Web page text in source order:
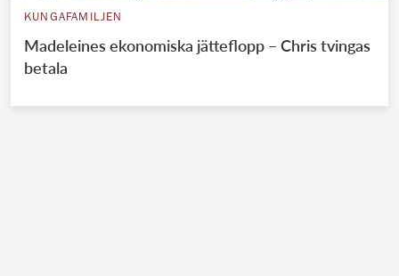
KUNGAFAMILJEN
Madeleines ekonomiska jätteflopp – Chris tvingas
betala